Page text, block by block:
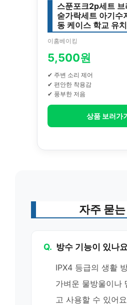
스푼포크2p세트
숟가락세트 아기수
동 케이스 학교 유
이홈베이킹
5,500원
✔ 주변 소리 제어
✔ 편안한 착용감
✔ 풍부한 저음
상품 보러가
자주 묻
Q. 방수 기능이 있나
IPX4 등급의 생활
가벼운 물방울이나
고 사용할 수 있어